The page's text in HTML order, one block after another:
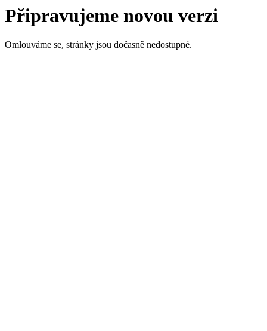
Připravujeme novou verzi
Omlouváme se, stránky jsou dočasně nedostupné.